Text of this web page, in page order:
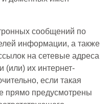
сообщений по
информации, а также
на сетевые адреса
(или) их интернет-
если такая
прямо предусмотрены